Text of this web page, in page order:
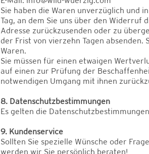
Sie haben die Waren unverzüglich und
Tag, an dem Sie uns über den Widerruf
Adresse zurückzusenden oder zu
der Frist von vierzehn Tagen
Waren.
Sie müssen für einen etwaigen
auf einen zur Prüfung der
notwendigen Umgang mit ihnen
8. Datenschutzbestimmungen
Es gelten die
9. Kundenservice
Sollten Sie spezielle Wünsche oder
werden wir Sie persönlich beraten!